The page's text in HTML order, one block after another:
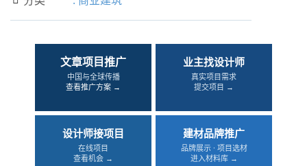
文章项目推广
中国与全球传播
查看推广方案 →
业主找设计师
真实项目需求
提交项目 →
设计师接项目
在线项目
查看机会 →
建材品牌推广
品牌展示 · 项目选材
进入材料库 →